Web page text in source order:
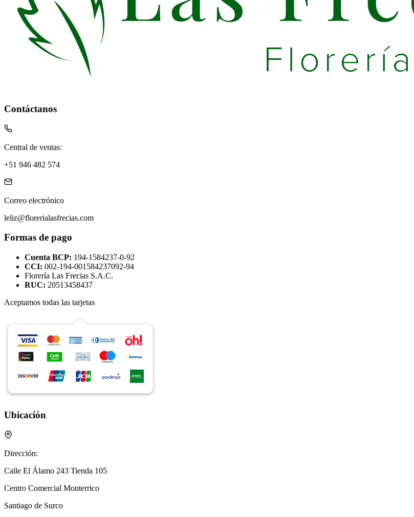
Contáctanos
Central de ventas:
+51 946 482 574
Correo electrónico
leliz@florerialasfrecias.com
Formas de pago
Cuenta BCP: 194-1584237-0-92
CCI: 002-194-001584237092-94
Florería Las Frecias S.A.C.
RUC: 20513458437
Aceptamos todas las tarjetas
Ubicación
Dirección:
Calle El Álamo 243 Tienda 105
Centro Comercial Monterrico
Santiago de Surco